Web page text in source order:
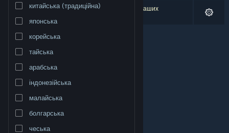
Змінити мову
Переглянути повну версію
китайська (традиційна)
японська
корейська
тайська
арабська
індонезійська
малайська
болгарська
чеська
Результатів вашого пошуку: 0. Відповідно до ваших
уподобань було виключено 1 найменування.